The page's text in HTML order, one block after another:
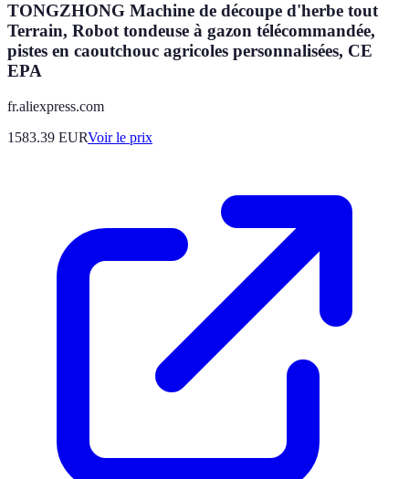
TONGZHONG Machine de découpe d'herbe tout
Terrain, Robot tondeuse à gazon télécommandée,
pistes en caoutchouc agricoles personnalisées, CE
EPA
fr.aliexpress.com
1583.39 EURVoir le prix